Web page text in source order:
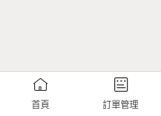
首頁 訂單管理